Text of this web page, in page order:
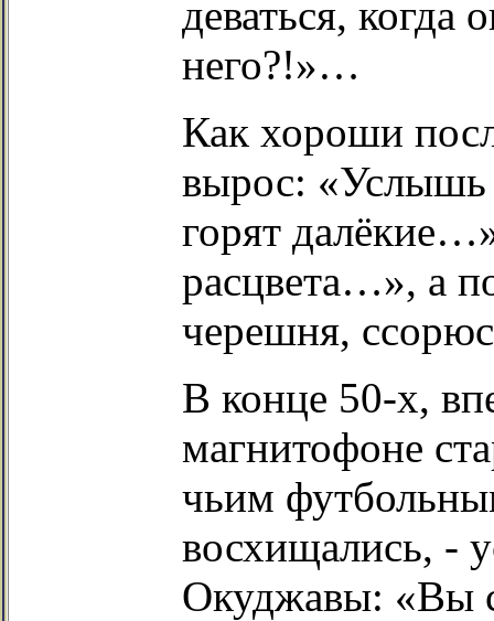
деваться, когда
него?!»…
Как хороши
вырос:
горят
расцвета…», а
черешня,
В конце 50-х,
магнитофоне
чьим
восхищались, -
Окуджавы: «Вы